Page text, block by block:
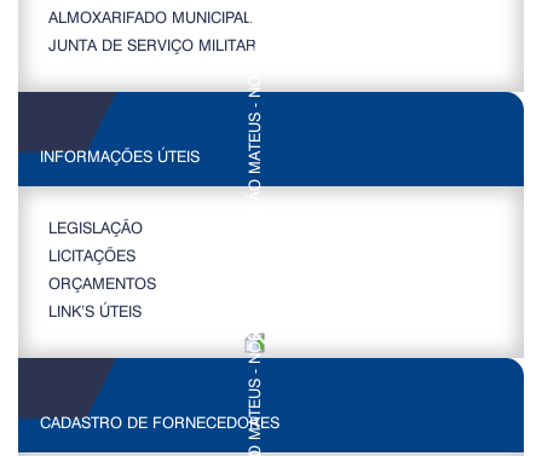
ALMOXARIFADO MUNICIPAL
JUNTA DE SERVIÇO MILITAR
INFORMAÇÕES ÚTEIS
LEGISLAÇÃO
LICITAÇÕES
ORÇAMENTOS
LINK’S ÚTEIS
CADASTRO DE FORNECEDORES